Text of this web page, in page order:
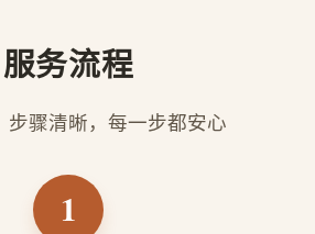
服务流程
步骤清晰，每一步都安心
1